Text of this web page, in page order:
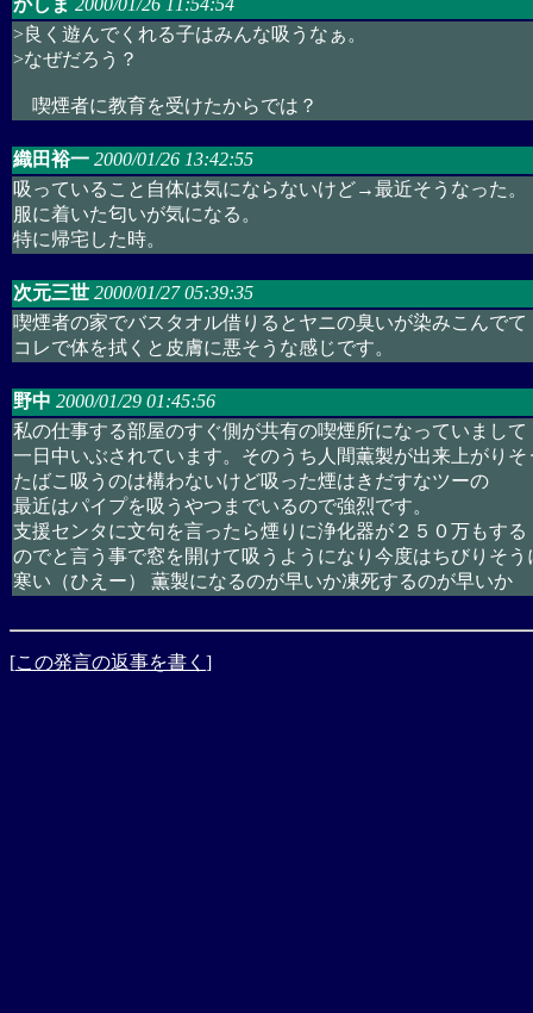
かしま 2000/01/26 11:54:54
>良く遊んでくれる子はみんな吸うなぁ。
>なぜだろう？
喫煙者に教育を受けたからでは？
織田裕一 2000/01/26 13:42:55
吸っていること自体は気にならないけど→最近そうなった。
服に着いた匂いが気になる。
特に帰宅した時。
次元三世 2000/01/27 05:39:35
喫煙者の家でバスタオル借りるとヤニの臭いが染みこんでて
コレで体を拭くと皮膚に悪そうな感じです。
野中 2000/01/29 01:45:56
私の仕事する部屋のすぐ側が共有の喫煙所になっていまして
一日中いぶされています。そのうち人間薫製が出来上がりそ
たばこ吸うのは構わないけど吸った煙はきだすなツーの
最近はパイプを吸うやつまでいるので強烈です。
支援センタに文句を言ったら煙りに浄化器が２５０万もする
のでと言う事で窓を開けて吸うようになり今度はちびりそう
寒い（ひえー） 薫製になるのが早いか凍死するのが早いか
[この発言の返事を書く ]